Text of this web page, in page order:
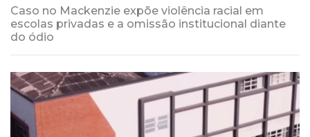
Caso no Mackenzie expõe violência racial em
escolas privadas e a omissão institucional diante
do ódio